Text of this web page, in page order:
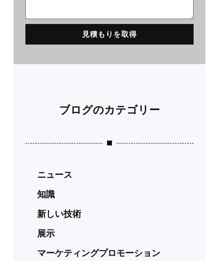
見積もりを取得
ブログのカテゴリー
ニュース
知識
新しい技術
展示
マーケティングプロモーション